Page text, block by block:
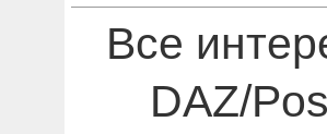
Все
DAZ/